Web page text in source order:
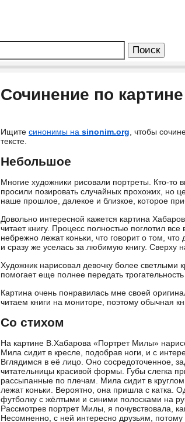
Сочинение по
Ищите синонимы на sinonim.org , чтобы
тексте.
Небольшое
Многие художники рисовали портреты. Кто-то
просили позировать случайных прохожих, но
наше прошлое, далекое и близкое, которое
Довольно интересной кажется картина
читает книгу. Процесс полностью поглотил
небрежно лежат коньки, что говорит о том,
и сразу же уселась за любимую книгу. Сверху
Художник нарисовал девочку более
помогает еще полнее передать
Картина очень понравилась мне своей
читаем книги на мониторе, поэтому обычная
Со стихом
На картине В.Хабарова «Портрет Милы»
Мила сидит в кресле, подобрав ноги, и с
Вглядимся в её лицо. Оно сосредоточенное,
читательницы красивой формы. Губы слегка
рассыпанные по плечам. Мила сидит в круглом
лежат коньки. Вероятно, она пришла с катка.
футболку с жёлтыми и синими полосками на
Рассмотрев портрет Милы, я почувствовала,
Несомненно, с ней интересно друзьям, потому